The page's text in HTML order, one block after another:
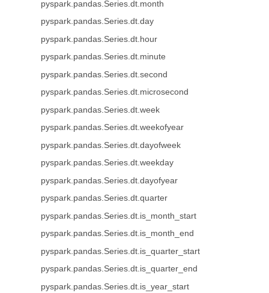
pyspark.pandas.Series.dt.month
pyspark.pandas.Series.dt.day
pyspark.pandas.Series.dt.hour
pyspark.pandas.Series.dt.minute
pyspark.pandas.Series.dt.second
pyspark.pandas.Series.dt.microsecond
pyspark.pandas.Series.dt.week
pyspark.pandas.Series.dt.weekofyear
pyspark.pandas.Series.dt.dayofweek
pyspark.pandas.Series.dt.weekday
pyspark.pandas.Series.dt.dayofyear
pyspark.pandas.Series.dt.quarter
pyspark.pandas.Series.dt.is_month_start
pyspark.pandas.Series.dt.is_month_end
pyspark.pandas.Series.dt.is_quarter_start
pyspark.pandas.Series.dt.is_quarter_end
pyspark.pandas.Series.dt.is_year_start